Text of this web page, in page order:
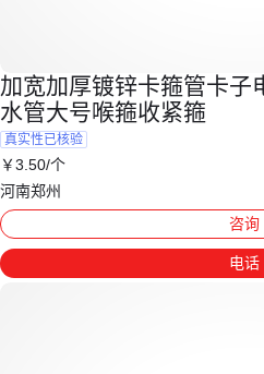
加宽加厚镀锌卡箍管卡子
水管大号喉箍收紧箍
真实性已核验
￥3 .50/个
河南郑州
咨询
电话